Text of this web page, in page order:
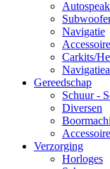
Navigatie
Carkits/
Gereedschap
Schuur -
Diversen
Verzorging
Horloges